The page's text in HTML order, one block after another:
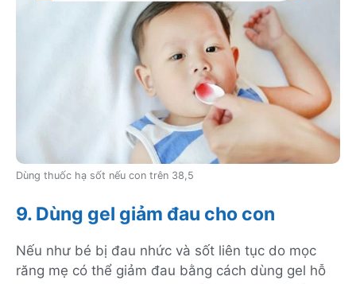
Dùng thuốc hạ sốt nếu con trên 38,5
9. Dùng gel giảm đau cho con
Nếu như bé bị đau nhức và sốt liên tục do mọc
răng mẹ có thể giảm đau bằng cách dùng gel hỗ